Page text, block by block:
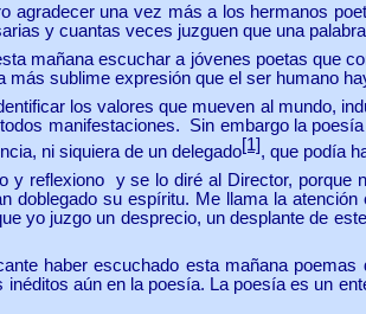
agradecer una vez más a los hermanos
y cuantas veces juzguen que una
mañana escuchar a jóvenes poetas que
más sublime expresión que el ser humano
los valores que mueven al mundo,
manifestaciones. Sin embargo la
ni siquiera de un delegado[1], que podía
y reflexiono y se lo diré al Director, porque
doblegado su espíritu. Me llama la
yo juzgo un desprecio, un desplante de
haber escuchado esta mañana
inéditos aún en la poesía. La poesía es un